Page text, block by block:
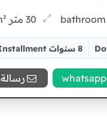
bathroom 30 متر m²
8 سنوات Installment
whatsapp رسالة